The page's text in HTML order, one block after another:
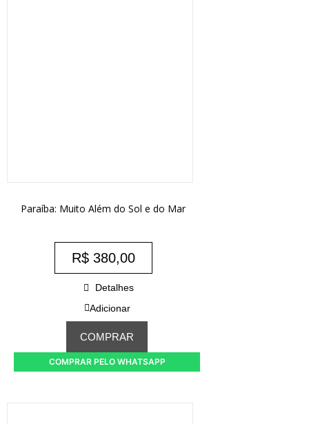
Paraíba: Muito Além do Sol e do Mar
R$ 380,00
Detalhes
Adicionar
COMPRAR
COMPRAR PELO WHATSAPP